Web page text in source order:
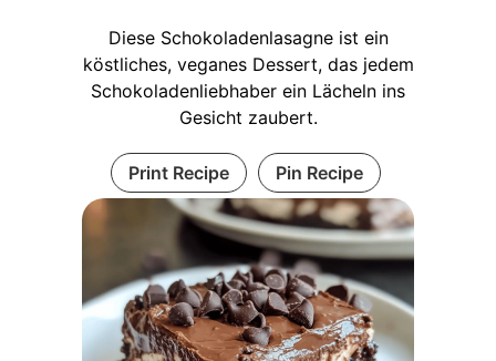
Diese Schokoladenlasagne ist ein
köstliches, veganes Dessert, das jedem
Schokoladenliebhaber ein Lächeln ins
Gesicht zaubert.
Print Recipe Pin Recipe